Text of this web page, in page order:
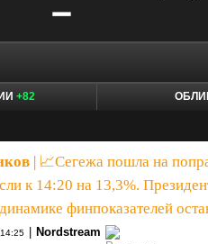
+82
📈Сегежа пошла на
к 14:20 на 13,3%.
финпоказателей
Nordstream